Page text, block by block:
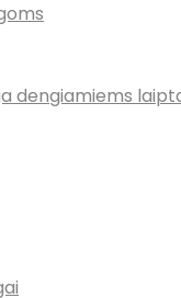
dengiamiems